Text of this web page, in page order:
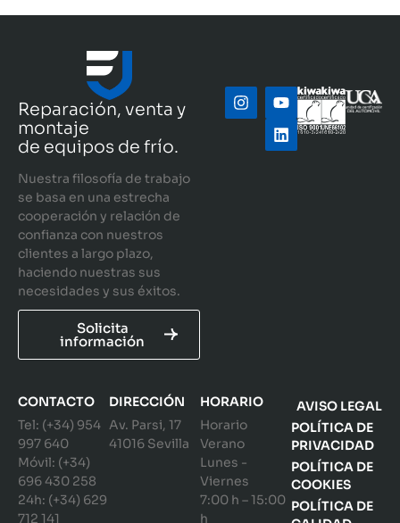
Reparación, venta y
montaje
de equipos de frío.
Nuestra filosofía de trabajo
se basa en una estrecha
cooperación y relación de
confianza con nuestros
clientes a largo plazo,
haciendo nuestras sus
necesidades y sus éxitos.
Solicita
información
CONTACTO
Tel: (+34) 954
997 640
Móvil: (+34)
696 430 258
24h: (+34) 629
712 141
DIRECCIÓN
Av. Parsi, 17
41016 Sevilla
HORARIO
Horario
Verano
Lunes -
Viernes
7:00 h – 15:00
h
AVISO LEGAL
POLÍTICA DE
PRIVACIDAD
POLÍTICA DE
COOKIES
POLÍTICA DE